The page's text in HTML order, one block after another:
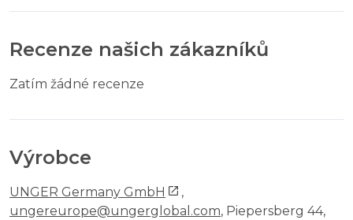
Recenze našich zákazníků
Zatím žádné recenze
Výrobce
UNGER Germany GmbH
,
ungereurope@ungerglobal.com, Piepersberg 44,